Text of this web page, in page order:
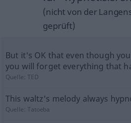
(nicht von der
geprüft)
But it's OK that even though
you will forget everything that
Quelle:TED
This waltz's melody always
Quelle:Tatoeba